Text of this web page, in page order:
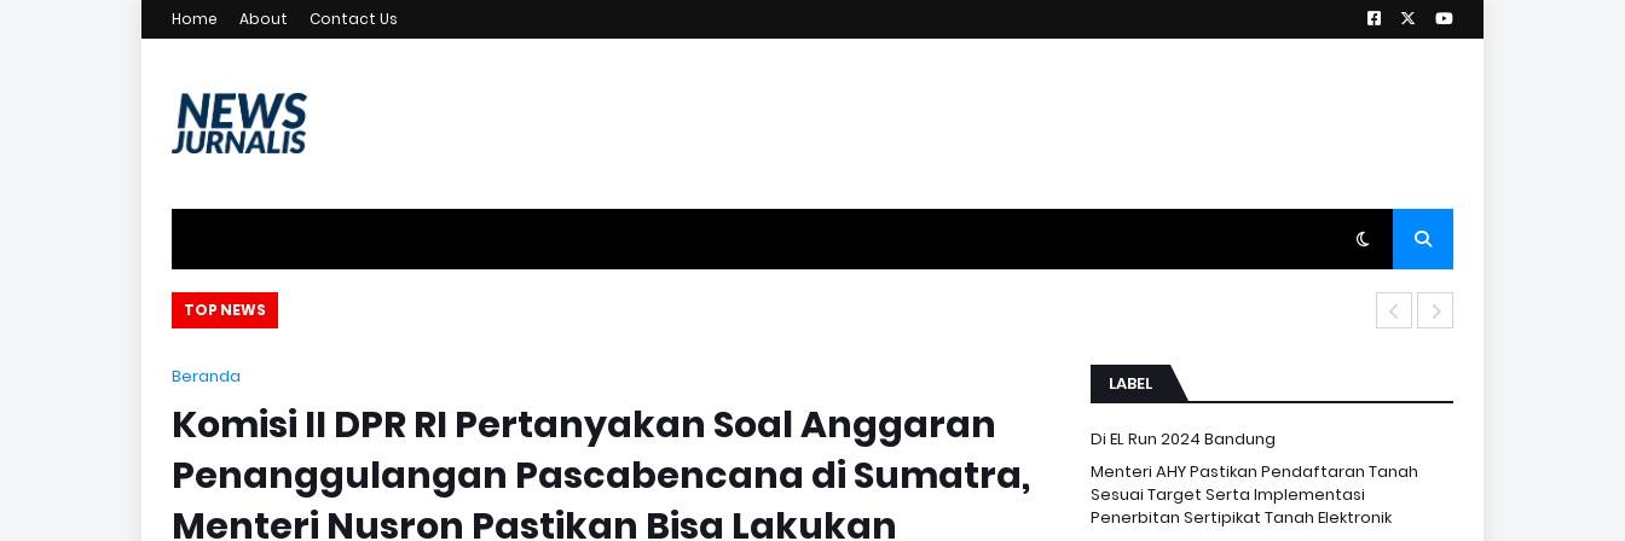
Home About Contact Us
TOP NEWS
Beranda
Komisi II DPR RI Pertanyakan Soal Anggaran
Penanggulangan Pascabencana di Sumatra,
Menteri Nusron Pastikan Bisa Lakukan
LABEL
Di EL Run 2024 Bandung
Menteri AHY Pastikan Pendaftaran Tanah
Sesuai Target Serta Implementasi
Penerbitan Sertipikat Tanah Elektronik